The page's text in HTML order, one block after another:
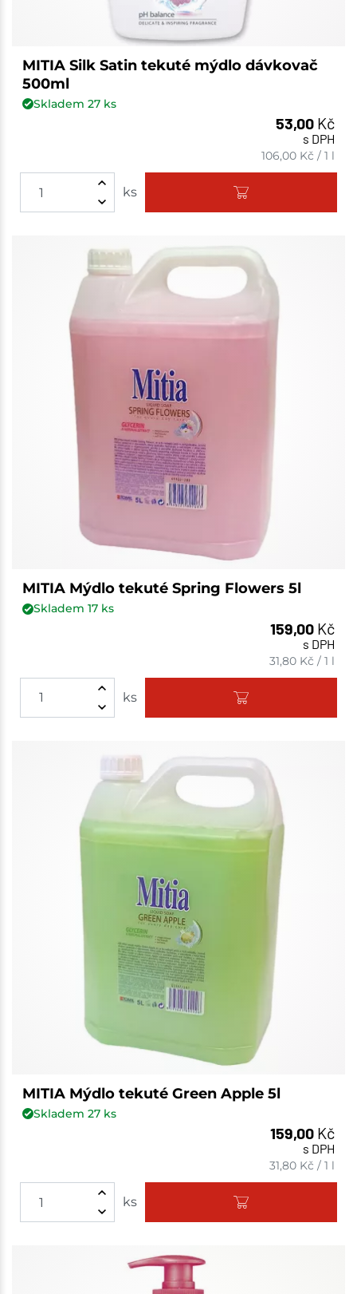
MITIA Silk Satin tekuté mýdlo dávkovač
500ml
Skladem 27ks
53,00 Kč
s DPH
106,00 Kč /1 l
ks
MITIA Mýdlo tekuté Spring Flowers 5l
Skladem 17ks
159,00 Kč
s DPH
31,80 Kč /1 l
ks
MITIA Mýdlo tekuté Green Apple 5l
Skladem 27ks
159,00 Kč
s DPH
31,80 Kč /1 l
ks